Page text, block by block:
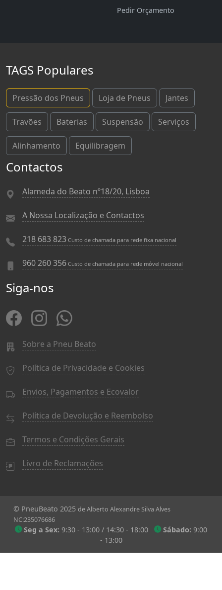
Pedir Orçamento
TAGS Populares
Pressão dos Pneus Loja de Pneus Jantes
Travões Baterias Suspensão Serviços
Alinhamento Equilibragem
Contactos
Alameda do Beato nº18/20, Lisboa
A Nossa Localização e Contactos
218 683 823 Custo de chamada para rede fixa nacional
960 260 356 Custo de chamada para rede móvel nacional
Siga-nos
Sobre a Pneu Beato
Política de Privacidade e Cookies
Envios, Pagamentos e Ecovalor
Política de Devolução e Reembolso
Termos e Condições Gerais
Livro de Reclamações
© PneuBeato 2025 de Alberto Alexandre Silva Alves
NC:235076686
Seg a Sex: 9:30 - 13:00 / 14:30 - 18:00 Sábado: 9:00
- 13:00